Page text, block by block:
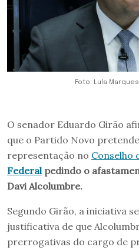
Foto: Lula
O senador Eduardo Girão
que o Partido Novo
representação no Conselho
Federalpedindo o
Davi Alcolumbre.
Segundo Girão, a iniciativa
justificativa de que
prerrogativas do cargo de